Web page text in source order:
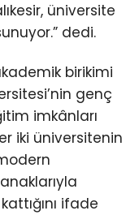
üniversite
dedi.
birikimi
genç
imkânları
iki üniversitenin
ifade